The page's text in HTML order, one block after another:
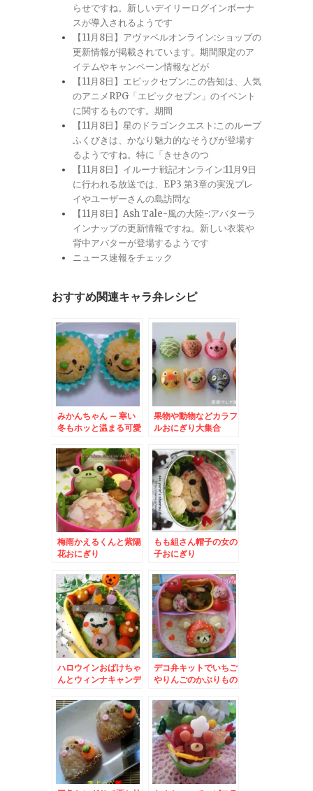
らせですね。新しいデイリーログインボーナ
スが導入されるようです
【11月8日】アヴァベルオンライン:ショップの
更新情報が掲載されています。期間限定のア
イテムやキャンペーン情報などが
【11月8日】エピックセブン:この告知は、人気
のアニメRPG「エピックセブン」のイベント
に関するものです。期間
【11月8日】星のドラゴンクエスト:このループ
ふくびきは、かなり魅力的なそうびが登場す
るようですね。特に「きせきのつ
【11月8日】イルーナ戦記オンライン:11月9日
に行われる放送では、EP3 第3章の実況プレ
イやユーザーさんの島訪問な
【11月8日】Ash Tale-風の大陸-:アバターラ
インナップの更新情報ですね。新しい衣装や
背中アバターが登場するようです
ニュース速報をチェック
おすすめ関連キャラ弁レシピ
みかんちゃん – 寒い
冬もホッと温まる可愛
果物や動物などカラフ
ルおにぎり大集合
梅雨かえるくんと紫陽
花おにぎり
もも組さん帽子の女の
子おにぎり
ハロウインおばけちゃ
んとウィンナキャンデ
デコ弁キットでいちご
やりんごのかぶりもの